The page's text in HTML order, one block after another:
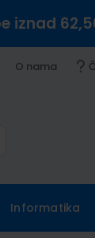
iznad
O nama
Informatika